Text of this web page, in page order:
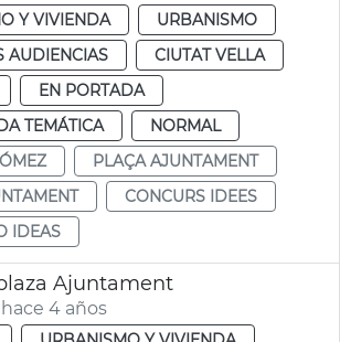
Y VIVIENDA
URBANISMO
AUDIENCIAS
CIUTAT VELLA
EN PORTADA
TEMÁTICA
NORMAL
PLAÇA AJUNTAMENT
CONCURS IDEES
IDEAS
Ajuntament
4 años